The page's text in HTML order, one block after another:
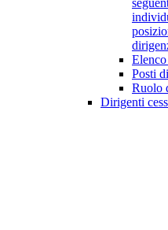
Posti
Ruolo
Dirigenti